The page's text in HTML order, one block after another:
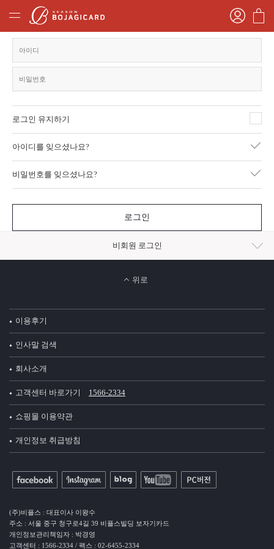
로그인 유지하기
아이디를 잊으셨나요?
비밀번호를 잊으셨나요?
로그인
비회원 로그인
위로
이용후기
인사말 검색
회사소개
고객센터 바로가기 1566-2334
쇼핑몰 이용약관
개인정보 취급방침
(주)비플스 : 대표이사 이왕수
주소 : 서울 중구 청구로4길 39 비플스빌딩 보자기카드
개인정보관리책임자 : 박경영
고객센터 : 1566-2334 / 팩스 : 02-6455-2334